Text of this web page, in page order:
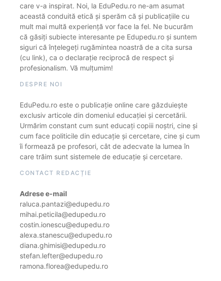
care v-a inspirat. Noi, la EduPedu.ro ne-am asumat
această conduită etică și sperăm că și publicațiile cu
mult mai multă experiență vor face la fel. Ne bucurăm
că găsiți subiecte interesante pe Edupedu.ro și suntem
siguri că înțelegeți rugămintea noastră de a cita sursa
(cu link), ca o declarație reciprocă de respect și
profesionalism. Vă mulțumim!
DESPRE NOI
EduPedu.ro este o publicație online care găzduiește
exclusiv articole din domeniul educației și cercetării.
Urmărim constant cum sunt educați copiii noștri, cine și
cum face politicile din educație și cercetare, cine și cum
îi formează pe profesori, cât de adecvate la lumea în
care trăim sunt sistemele de educație și cercetare.
CONTACT REDACȚIE
Adrese e-mail
raluca.pantazi@edupedu.ro
mihai.peticila@edupedu.ro
costin.ionescu@edupedu.ro
alexa.stanescu@edupedu.ro
diana.ghimisi@edupedu.ro
stefan.lefter@edupedu.ro
ramona.florea@edupedu.ro